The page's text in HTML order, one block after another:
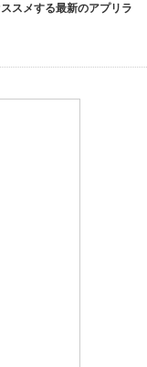
スメする最新のアプリラ